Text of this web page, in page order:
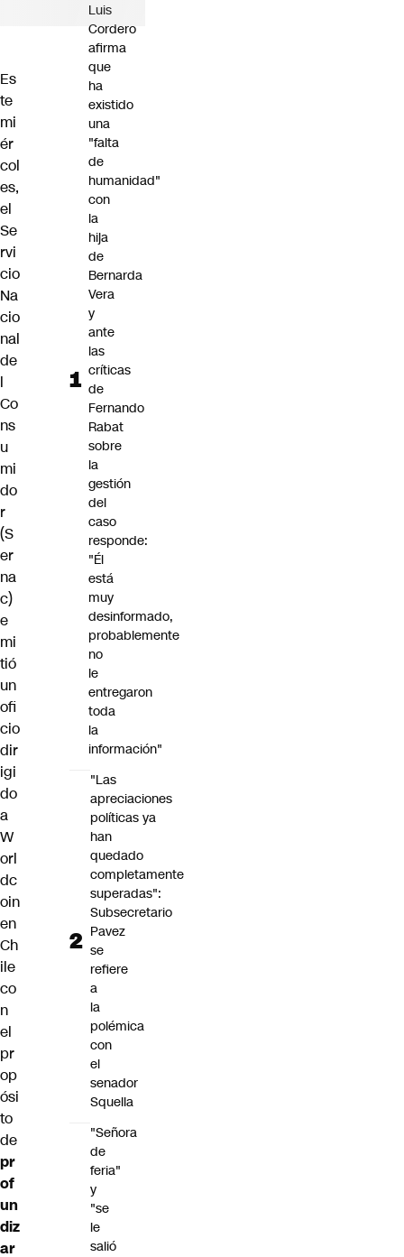
Es
te
mi
ér
col
es,
el
Se
rvi
cio
Na
cio
nal
de
l
Co
ns
u
mi
do
r
(S
er
na
c)
e
mi
tió
un
ofi
cio
dir
igi
do
a
W
orl
dc
oin
en
Ch
ile
co
n
el
pr
op
ósi
to
de
pr
of
un
diz
ar
Luis
Cordero
afirma
que
ha
existido
una
"falta
de
humanidad"
con
la
hija
de
Bernarda
Vera
y
ante
las
críticas
de
Fernando
Rabat
sobre
la
gestión
del
caso
responde:
"Él
está
muy
desinformado,
probablemente
no
le
entregaron
toda
la
información"
"Las
apreciaciones
políticas ya
han
quedado
completamente
superadas":
Subsecretario
Pavez
se
refiere
a
la
polémica
con
el
senador
Squella
"Señora
de
feria"
y
"se
le
salió